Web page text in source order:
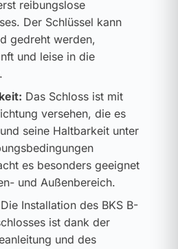
reibungslose
Der Schlüssel kann
gedreht werden,
und leise in die
Das Schloss ist mit
versehen, die es
seine Haltbarkeit unter
es besonders geeignet
und Außenbereich.
Die Installation des BKS B-
ist dank der
und des